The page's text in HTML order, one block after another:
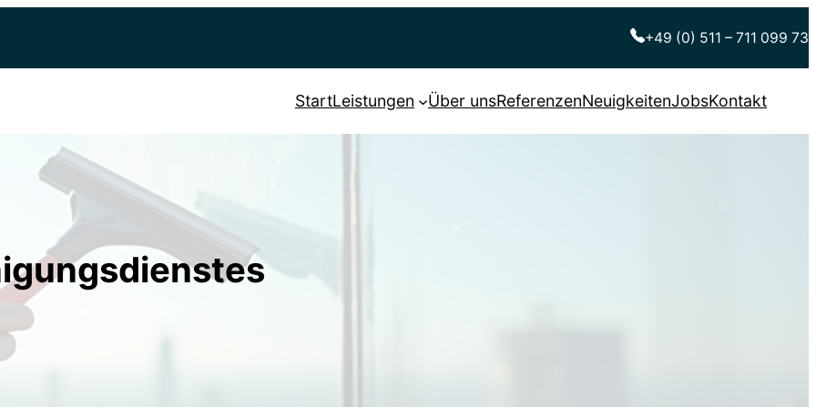
+49 (0) 511 – 711 099 73
StartLeistungen Über unsReferenzenNeuigkeitenJobsKontakt